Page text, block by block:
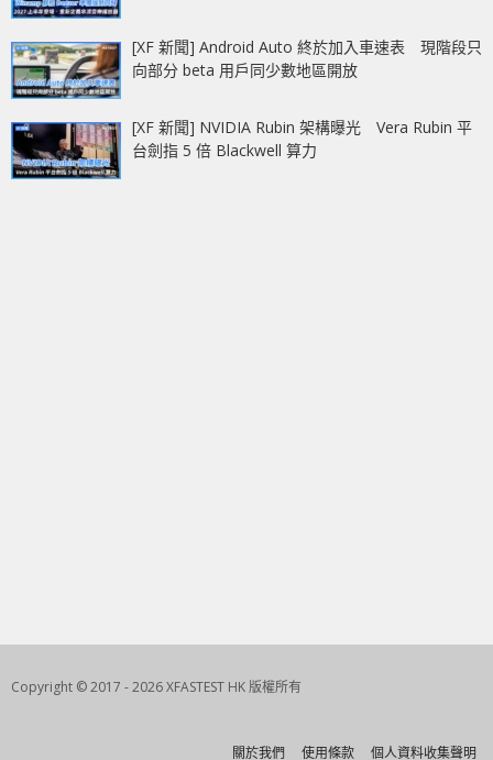
[XF 新聞] Android Auto 終於加入車速表 現階段只
向部分 beta 用戶同少數地區開放
[XF 新聞] NVIDIA Rubin 架構曝光 Vera Rubin 平
台劍指 5 倍 Blackwell 算力
Copyright © 2017 - 2026 XFASTEST HK 版權所有
關於我們 使用條款 個人資料收集聲明